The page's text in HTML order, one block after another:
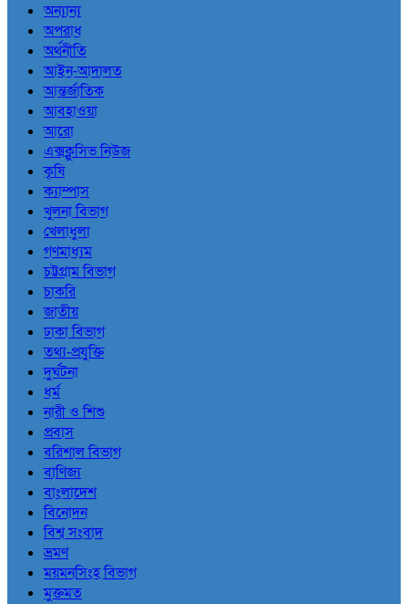
অন্যান্য
অপরাধ
অর্থনীতি
আইন-আদালত
আন্তর্জাতিক
আবহাওয়া
আরো
এক্সক্লুসিভ নিউজ
কৃষি
ক্যাম্পাস
খুলনা বিভাগ
খেলাধুলা
গণমাধ্যম
চট্টগ্রাম বিভাগ
চাকরি
জাতীয়
ঢাকা বিভাগ
তথ্য-প্রযুক্তি
দুর্ঘটনা
ধর্ম
নারী ও শিশু
প্রবাস
বরিশাল বিভাগ
বাণিজ্য
বাংলাদেশ
বিনোদন
বিশ্ব সংবাদ
ভ্রমণ
ময়মনসিংহ বিভাগ
মুক্তমত